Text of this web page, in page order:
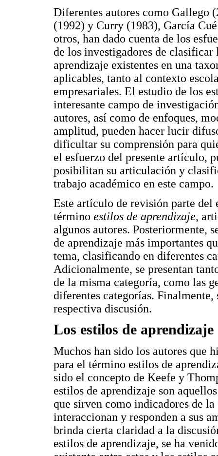
Diferentes autores como Gallego
(1992) y Curry (1983), García
otros, han dado cuenta de los
de los investigadores de
aprendizaje existentes en una
aplicables, tanto al contexto
empresariales. El estudio de los
interesante campo de
autores, así como de enfoques,
amplitud, pueden hacer lucir
dificultar su comprensión para
el esfuerzo del presente artículo,
posibilitan su articulación y
trabajo académico en este campo.
Este artículo de revisión parte
término estilos de aprendizaje,
algunos autores. Posteriormente,
de aprendizaje más importantes
tema, clasificando en diferentes
Adicionalmente, se presentan
de la misma categoría, como las
diferentes categorías. Finalmente,
respectiva discusión.
Los estilos de aprendizaje
Muchos han sido los autores que
para el término estilos de
sido el concepto de Keefe y
estilos de aprendizaje son
que sirven como indicadores de
interaccionan y responden a sus
brinda cierta claridad a la
estilos de aprendizaje, se ha